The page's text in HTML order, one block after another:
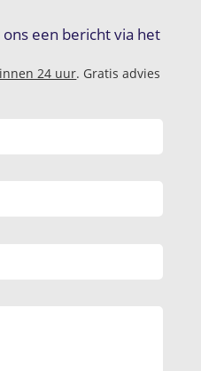
een bericht via het
24 uur. Gratis advies